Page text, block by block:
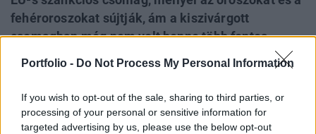
Portfolio - Do Not Process My Personal Information
If you wish to opt-out of the sale, sharing to third parties, or
processing of your personal or sensitive information for
targeted advertising by us, please use the below opt-out
fehéroroszokat sújtják, ám a kiszivárgott
csomagban még nem volt benne több fontos
szankció, például, hogy az oroszhoz hasonlóan a
fehérorosz jegybankot is elvágják a külföldi
tartalékaitól.
Tegnap kiszivárgott az EU-s szankciós csomag előzetes